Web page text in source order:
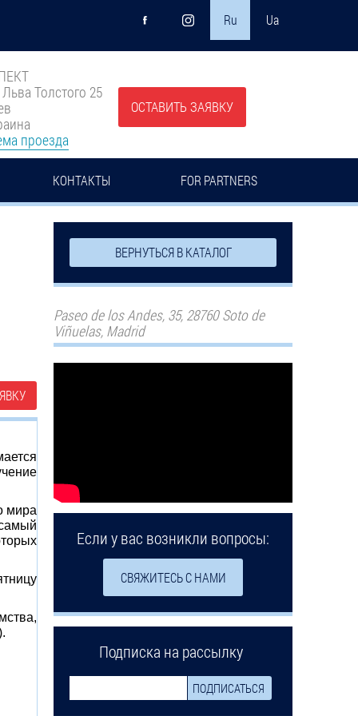
Ru Ua
Толстого 25
проезда
ОСТАВИТЬ ЗАЯВКУ
КОНТАКТЫ FOR PARTNERS
мира
ВЕРНУТЬСЯ В КАТАЛОГ
Paseo de los Andes, 35, 28760 Soto de
Viñuelas, Madrid
Если у вас возникли вопросы:
СВЯЖИТЕСЬ С НАМИ
Подписка на рассылку